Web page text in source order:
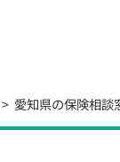
愛知県の保険相談